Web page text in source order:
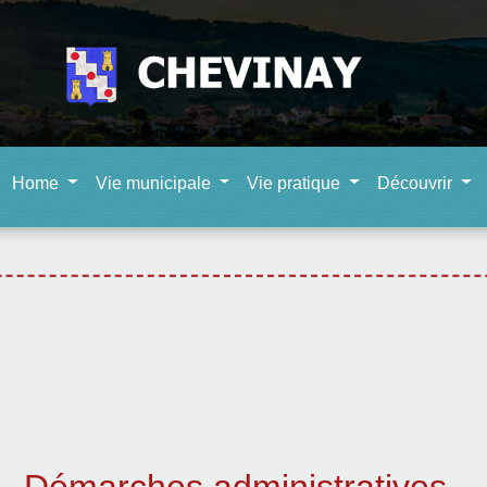
Home Vie municipale Vie pratique Découvrir